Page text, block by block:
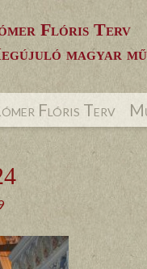
Flóris Terv
magyar
Flóris Terv